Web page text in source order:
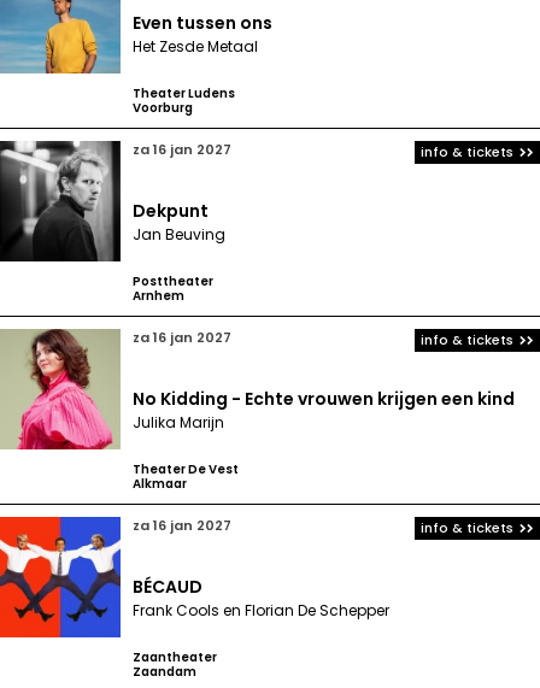
Even tussen ons
Het Zesde Metaal
Theater Ludens
Voorburg
za 16 jan 2027
Dekpunt
Jan Beuving
Posttheater
Arnhem
info & tickets
za 16 jan 2027
No Kidding - Echte vrouwen krijgen een kind
Julika Marijn
Theater De Vest
Alkmaar
info & tickets
za 16 jan 2027
BÉCAUD
Frank Cools en Florian De Schepper
Zaantheater
Zaandam
info & tickets